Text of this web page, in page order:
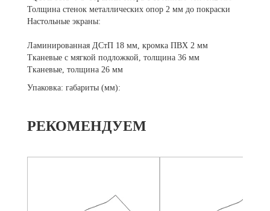
Толщина стенок металлических опор 2 мм до покраски
Настольные экраны:
Ламинированная ДСтП 18 мм, кромка ПВХ 2 мм
Тканевые с мягкой подложкой, толщина 36 мм
Тканевые, толщина 26 мм
Упаковка: габариты (мм):
РЕКОМЕНДУЕМ